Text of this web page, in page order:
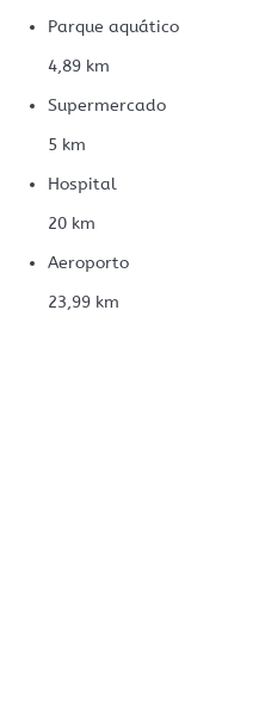
Parque aquático
4,89 km
Supermercado
5 km
Hospital
20 km
Aeroporto
23,99 km